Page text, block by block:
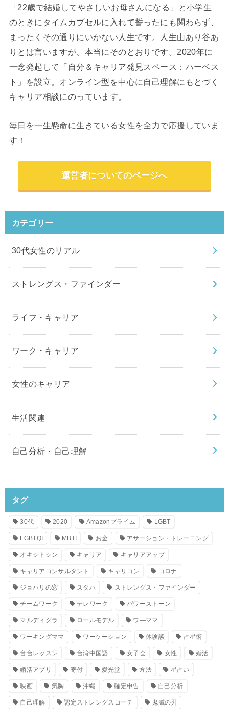
「22歳で結婚してやさしいお母さんになる」と小学生
のときにタイムカプセルに入れて誓ったにも関わらず、
まったくその通りにいかない人生です。人生山あり谷あ
りとは言いますが、本当にそのとおりです。2020年に
一念発起して「自分＆キャリア発見スペース：ハーベス
ト」を設立。オンライン型を中心に自己理解にもとづく
キャリア相談にのっています。
毎日を一生懸命に生きている女性を全力で応援していま
す！
運営者についてのページへ
カテゴリー
30代女性のリアル
ストレングス・ファインダー
ライフ・キャリア
ワーク・キャリア
女性のキャリア
生活関連
自己分析・自己理解
タグ
30代 2020 Amazonプライム LGBT
LGBTQI MBTI お金 アサーション・トレーニング
オキシトシン キャリア キャリアアップ
キャリアコンサルタント キャリコン コロナ
ジョハリの窓 スタハ ストレングス・ファインダー
チームワーク テレワーク パワーストーン
マルディグラ ロールモデル ワ―ママ
ワーキングママ ワーケーション 体験談 占星術
台台レッスン 台湾中国語 女子会 女性 婚活
婚活アプリ 寄付 愛光堂 方法 星占い
映画 気胸 沖縄 確定申告 自己分析
自己理解 認定ストレングスコーチ 鬼滅の刃